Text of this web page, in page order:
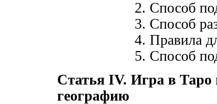
2. Способ
3. Способ
4. Правила
5. Способ
Статья IV. Игра в Таро
географию